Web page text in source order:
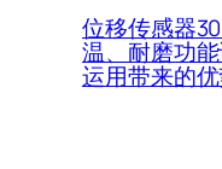
位移传感器
温、耐磨功
运用带来的